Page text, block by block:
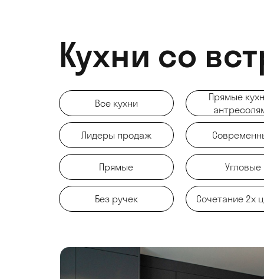
Кухни со
Все кухни
Прямые
Лидеры продаж
Прямые Угловые
Без ручек Сочетание 2х